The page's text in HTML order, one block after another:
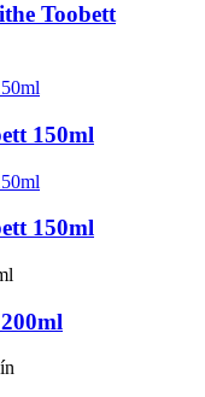
Toobett
150ml
150ml